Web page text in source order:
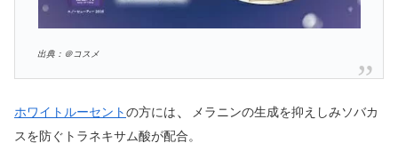
出典：＠コスメ
ホワイトルーセントの方には、
メラニンの生成を抑えしみソバカ
スを防ぐトラネキサム酸が配合。